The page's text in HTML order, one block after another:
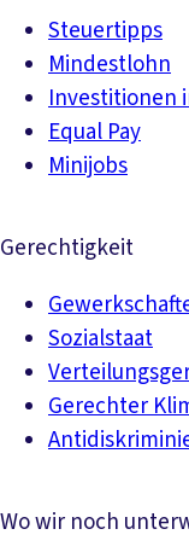
Steuertipps
Mindestlohn
Investitionen
Equal Pay
Minijobs
Gerechtigkeit
Sozialstaat
Gerechter
Wo wir noch